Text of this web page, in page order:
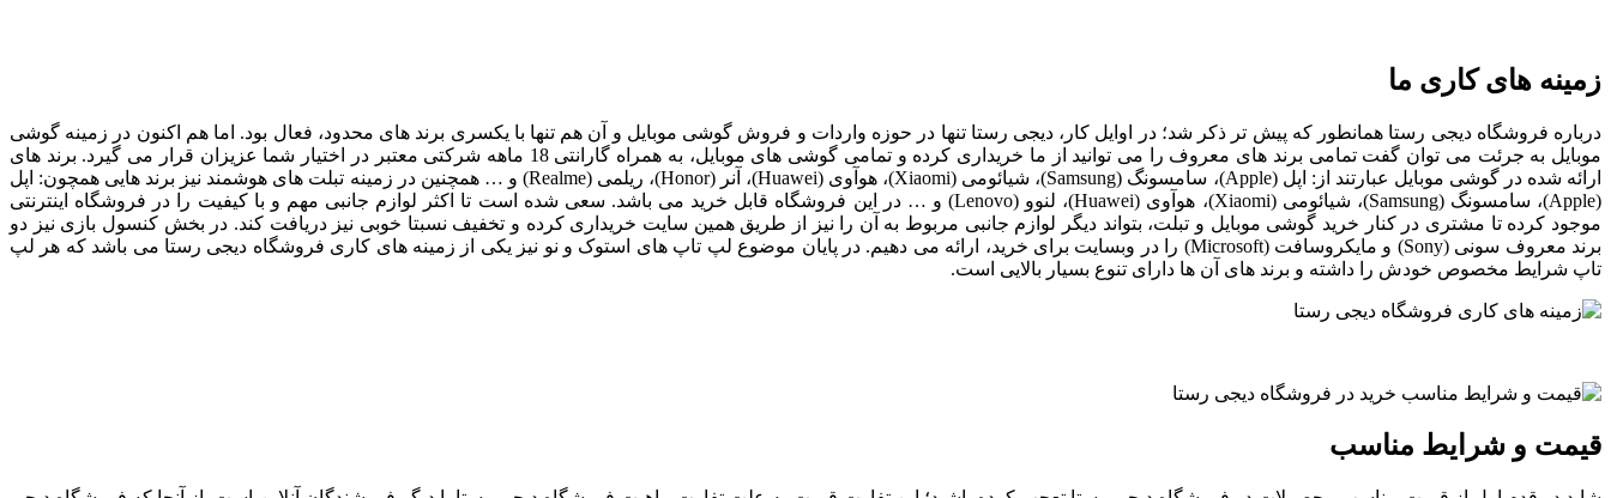
زمینه های کاری ما
درباره فروشگاه دیجی رستا همانطور که پیش تر ذکر شد؛ در اوایل کار، دیجی رستا تنها در حوزه واردات و فروش گوشی موبایل و آن هم تنها با یکسری برند های محدود، فعال بود. اما هم اکنون در زمینه گوشی
موبایل به جرئت می توان گفت تمامی برند های معروف را می توانید از ما خریداری کرده و تمامی گوشی های موبایل، به همراه گارانتی 18 ماهه شرکتی معتبر در اختیار شما عزیزان قرار می گیرد. برند های
ارائه شده در گوشی موبایل عبارتند از: اپل (Apple)، سامسونگ (Samsung)، شیائومی (Xiaomi)، هوآوی (Huawei)، آنر (Honor)، ریلمی (Realme) و … همچنین در زمینه تبلت های هوشمند نیز برند هایی همچون: اپل
(Apple)، سامسونگ (Samsung)، شیائومی (Xiaomi)، هوآوی (Huawei)، لنوو (Lenovo) و … در این فروشگاه قابل خرید می باشد. سعی شده است تا اکثر لوازم جانبی مهم و با کیفیت را در فروشگاه اینترنتی
موجود کرده تا مشتری در کنار خرید گوشی موبایل و تبلت، بتواند دیگر لوازم جانبی مربوط به آن را نیز از طریق همین سایت خریداری کرده و تخفیف نسبتا خوبی نیز دریافت کند. در بخش کنسول بازی نیز دو
برند معروف سونی (Sony) و مایکروسافت (Microsoft) را در وبسایت برای خرید، ارائه می دهیم. در پایان موضوع لپ تاپ های استوک و نو نیز یکی از زمینه های کاری فروشگاه دیجی رستا می باشد که هر لپ
تاپ شرایط مخصوص خودش را داشته و برند های آن ها دارای تنوع بسیار بالایی است.
قیمت و شرایط مناسب